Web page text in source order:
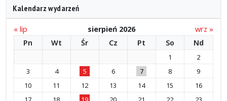
Kalendarz wydarzeń
« lip sierpień 2026
wrz »
Pn
Wt Śr Cz Pt So Nd
1
2
3
4 5 6 7 8
9
10
11 12 13 14 15
16